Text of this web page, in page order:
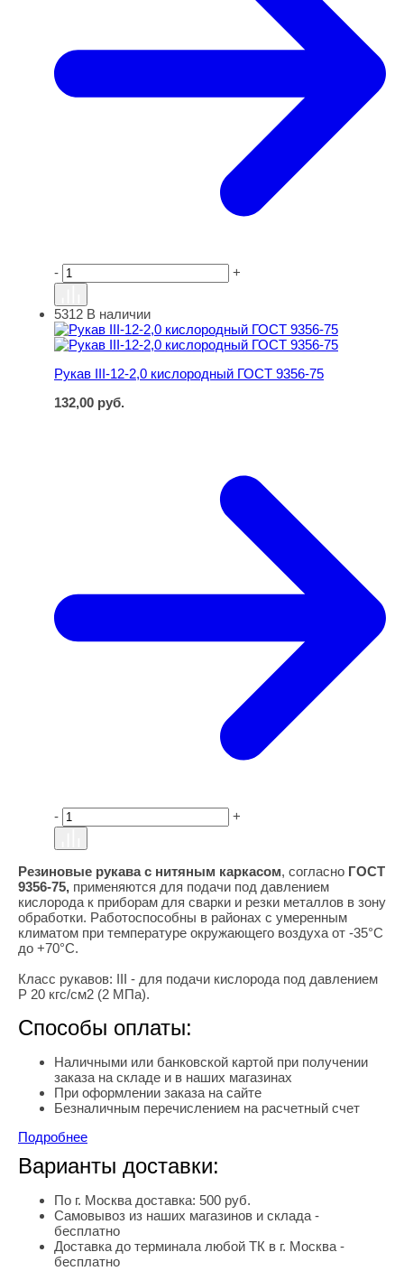
- +
Рукав III-12-2,0 кислородный ГОСТ 9356-75
5312 В наличии
Рукав III-12-2,0 кислородный ГОСТ 9356-75
132,00 руб.
- +
Резиновые рукава с нитяным каркасом, согласно ГОСТ
9356-75, применяются для подачи под давлением
кислорода к приборам для сварки и резки металлов в зону
обработки. Работоспособны в районах с умеренным
климатом при температуре окружающего воздуха от -35°С
до +70°С.
Класс рукавов: III - для подачи кислорода под давлением
Р 20 кгс/см2 (2 МПа).
Способы оплаты:
Наличными или банковской картой при получении
заказа на складе и в наших магазинах
При оформлении заказа на сайте
Безналичным перечислением на расчетный счет
Подробнее
Варианты доставки:
По г. Москва доставка: 500 руб.
Самовывоз из наших магазинов и склада -
бесплатно
Доставка до терминала любой ТК в г. Москва -
бесплатно